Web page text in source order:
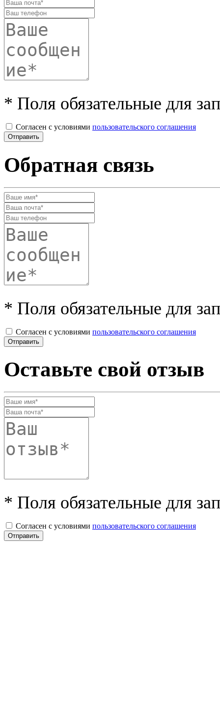
* Поля обязательные для
Согласен с условиями пользовательского соглашения
Обратная связь
* Поля обязательные для
Согласен с условиями пользовательского соглашения
Оставьте свой отзыв
* Поля обязательные для
Согласен с условиями пользовательского соглашения